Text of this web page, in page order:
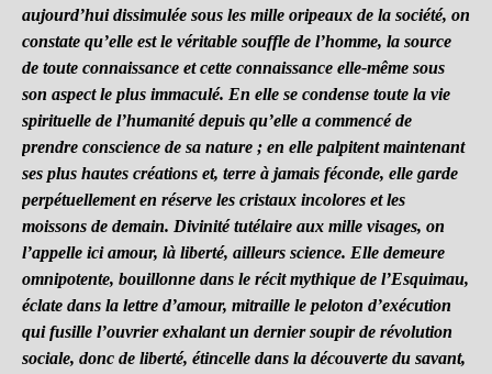
aujourd’hui dissimulée sous les mille oripeaux de la société, on
constate qu’elle est le véritable souffle de l’homme, la source
de toute connaissance et cette connaissance elle-même sous
son aspect le plus immaculé. En elle se condense toute la vie
spirituelle de l’humanité depuis qu’elle a commencé de
prendre conscience de sa nature ; en elle palpitent maintenant
ses plus hautes créations et, terre à jamais féconde, elle garde
perpétuellement en réserve les cristaux incolores et les
moissons de demain. Divinité tutélaire aux mille visages, on
l’appelle ici amour, là liberté, ailleurs science. Elle demeure
omnipotente, bouillonne dans le récit mythique de l’Esquimau,
éclate dans la lettre d’amour, mitraille le peloton d’exécution
qui fusille l’ouvrier exhalant un dernier soupir de révolution
sociale, donc de liberté, étincelle dans la découverte du savant,